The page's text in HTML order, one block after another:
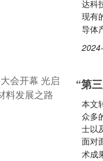
达科
现有
导体
“第
本文
众多
士以
面对
术成